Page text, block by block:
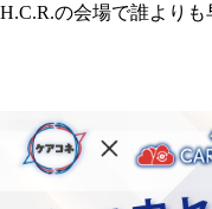
H.C.R.の会場で誰より